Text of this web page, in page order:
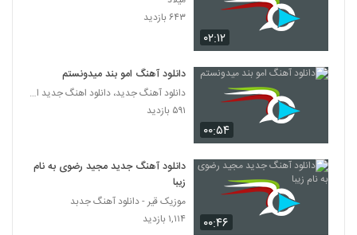
سینا مافی آهنگ یه ون دزد
دانلود آهنگ نگاه اول از آرش خاتمی
آهنگ شمس بنام همه چی حله
آهنگ هر از گاهی از علی اردلان(پاپ)
۰۲:۱۲
۶۴۳ بازدید
۰۰:۵۴
دانلود آهنگ امو بند میدونستم
دانلود آهنگ جدید، دانلود اهنگ جدید ایرانی
۵۹۱ بازدید
۰۰:۴۶
دانلود آهنگ جدید مجید رضوی به نام
زیبا
موزیک قیر - دانلود آهنگ جدبد
۱,۱۱۴ بازدید